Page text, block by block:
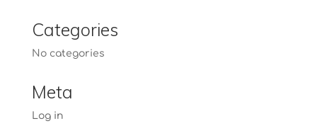
Categories
No categories
Meta
Log in